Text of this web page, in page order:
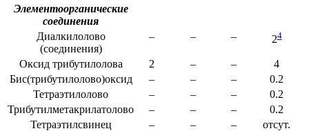
Элементоорганические
соединения
Диалкилолово
(соединения)
– – – 24
Оксид трибутилолова 2 – –
4
Бис(трибутилолово)оксид
– – –
0.2
Тетраэтилолово
– – –
0.2
Трибутилметакрилатолово
– – –
0.2
Тетраэтилсвинец
– – –
отсут.